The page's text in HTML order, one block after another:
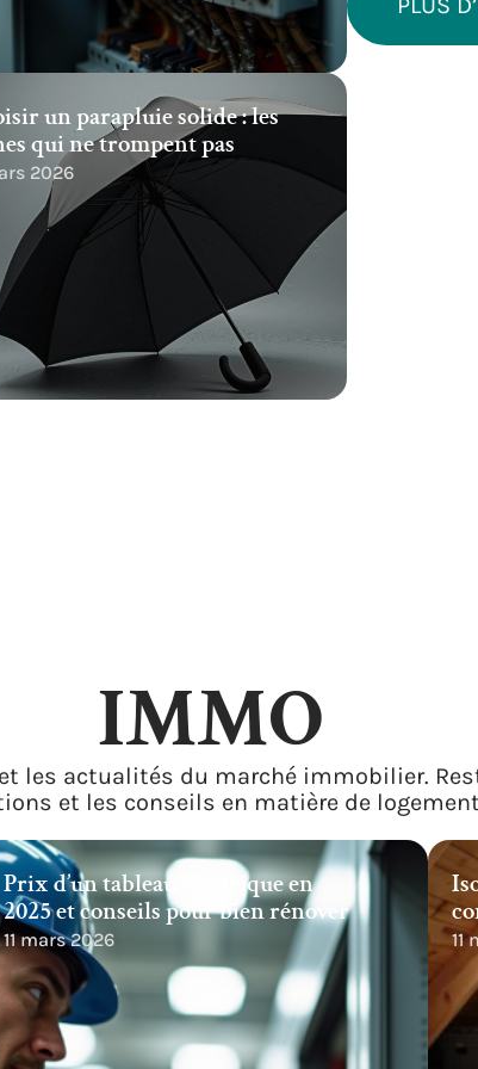
un parapluie solide : les
qui ne trompent pas
2026
IMMO
les actualités du marché immobilier.
et les conseils en matière de
Prix d’un tableau électrique en
2025 et conseils pour bien rénover
11 mars 2026 11